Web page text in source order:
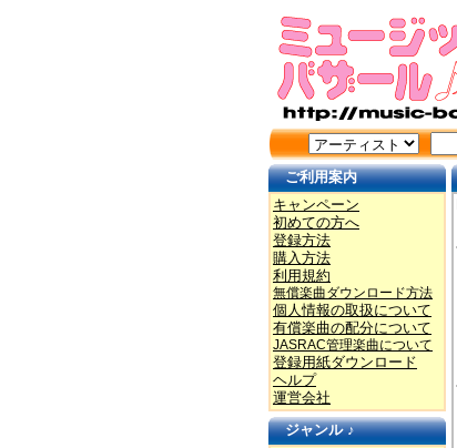
ご利用案内
キャンペーン
初めての方へ
登録方法
購入方法
利用規約
無償楽曲ダウンロード方法
個人情報の取扱について
有償楽曲の配分について
JASRAC管理楽曲について
登録用紙ダウンロード
ヘルプ
運営会社
ジャンル ♪